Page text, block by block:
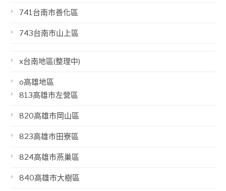
741台南市善化區
743台南市山上區
x台南地區(整理中)
o高雄地區
813高雄市左營區
820高雄市岡山區
823高雄市田寮區
824高雄市燕巢區
840高雄市大樹區